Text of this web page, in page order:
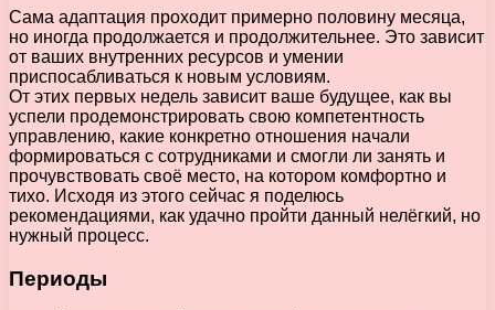
Сама адаптация проходит примерно половину месяца,
но иногда продолжается и продолжительнее. Это зависит
от ваших внутренних ресурсов и умении
приспосабливаться к новым условиям.
От этих первых недель зависит ваше будущее, как вы
успели продемонстрировать свою компетентность
управлению, какие конкретно отношения начали
формироваться с сотрудниками и смогли ли занять и
прочувствовать своё место, на котором комфортно и
тихо. Исходя из этого сейчас я поделюсь
рекомендациями, как удачно пройти данный нелёгкий, но
нужный процесс.
Периоды